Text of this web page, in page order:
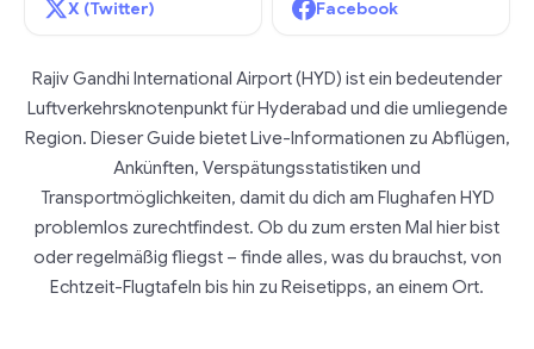
X (Twitter) Facebook
Rajiv Gandhi International Airport (HYD) ist ein bedeutender
Luftverkehrsknotenpunkt für Hyderabad und die umliegende
Region. Dieser Guide bietet Live-Informationen zu Abflügen,
Ankünften, Verspätungsstatistiken und
Transportmöglichkeiten, damit du dich am Flughafen HYD
problemlos zurechtfindest. Ob du zum ersten Mal hier bist
oder regelmäßig fliegst – finde alles, was du brauchst, von
Echtzeit-Flugtafeln bis hin zu Reisetipps, an einem Ort.